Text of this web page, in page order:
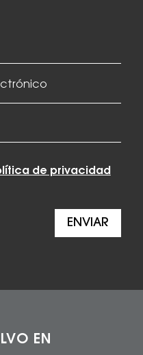
de privacidad
ENVIAR
EN